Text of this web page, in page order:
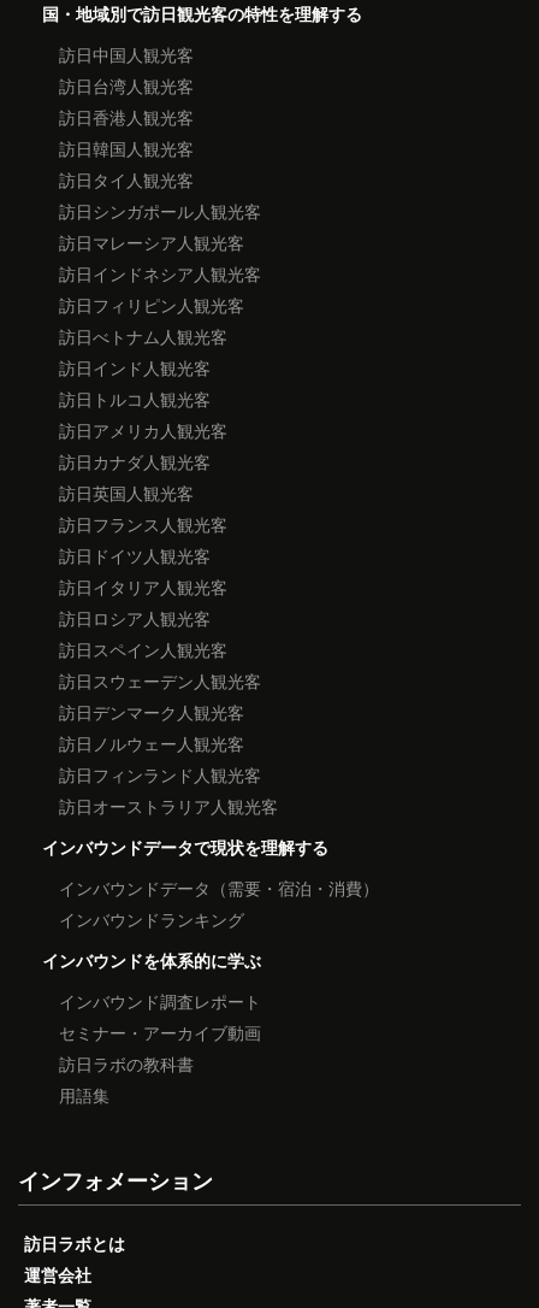
国・地域別で訪日観光客の特性を理解する
訪日中国人観光客
訪日台湾人観光客
訪日香港人観光客
訪日韓国人観光客
訪日タイ人観光客
訪日シンガポール人観光客
訪日マレーシア人観光客
訪日インドネシア人観光客
訪日フィリピン人観光客
訪日べトナム人観光客
訪日インド人観光客
訪日トルコ人観光客
訪日アメリカ人観光客
訪日カナダ人観光客
訪日英国人観光客
訪日フランス人観光客
訪日ドイツ人観光客
訪日イタリア人観光客
訪日ロシア人観光客
訪日スペイン人観光客
訪日スウェーデン人観光客
訪日デンマーク人観光客
訪日ノルウェー人観光客
訪日フィンランド人観光客
訪日オーストラリア人観光客
インバウンドデータで現状を理解する
インバウンドデータ（需要・宿泊・消費）
インバウンドランキング
インバウンドを体系的に学ぶ
インバウンド調査レポート
セミナー・アーカイブ動画
訪日ラボの教科書
用語集
インフォメーション
訪日ラボとは
運営会社